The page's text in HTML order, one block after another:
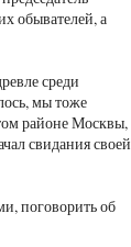
обывателей, а
среди
мы тоже
районе Москвы,
свидания своей
поговорить об